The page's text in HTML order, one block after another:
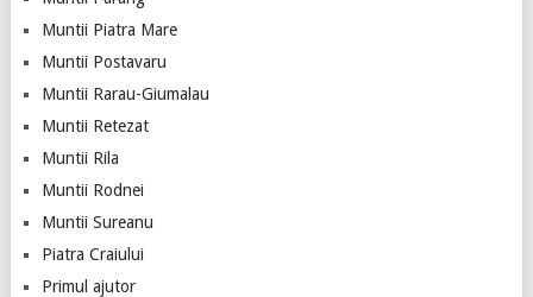
Muntii Piatra Mare
Muntii Postavaru
Muntii Rarau-Giumalau
Muntii Retezat
Muntii Rila
Muntii Rodnei
Muntii Sureanu
Piatra Craiului
Primul ajutor